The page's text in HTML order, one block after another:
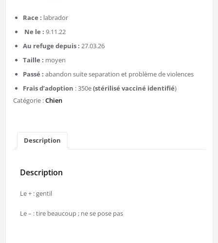
Race : labrador
Ne le : 9.11.22
Au refuge depuis : 27.03.26
Taille : moyen
Passé : abandon suite separation et problème de violences
Frais d’adoption : 350e(stérilisé vacciné identifié)
Catégorie :Chien
Description
Description
Le + : gentil
Le – : tire beaucoup ; ne se pose pas